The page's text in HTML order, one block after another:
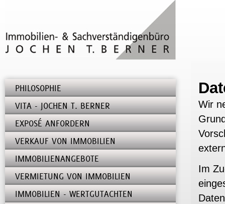
PHILOSOPHIE
VITA - JOCHEN T. BERNER
EXPOSÉ ANFORDERN
VERKAUF VON IMMOBILIEN
IMMOBILIENANGEBOTE
VERMIETUNG VON IMMOBILIEN
IMMOBILIEN - WERTGUTACHTEN
Wir
Im